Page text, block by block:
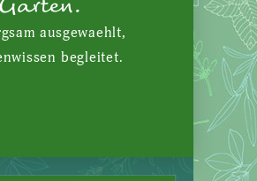
ausgewaehlt,
begleitet.